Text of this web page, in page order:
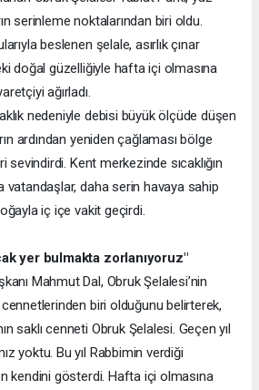
serinleme noktalarından biri oldu.
beslenen şelale, asırlık çınar
doğal güzelliğiyle hafta içi olmasına
ağırladı.
nedeniyle debisi büyük ölçüde düşen
ardından yeniden çağlaması bölge
sevindirdi. Kent merkezinde sıcaklığın
vatandaşlar, daha serin havaya sahip
iç içe vakit geçirdi.
yer bulmakta zorlanıyoruz"
Mahmut Dal, Obruk Şelalesi’nin
cennetlerinden biri olduğunu belirterek,
saklı cenneti Obruk Şelalesi. Geçen yıl
yoktu. Bu yıl Rabbimin verdiği
kendini gösterdi. Hafta içi olmasına